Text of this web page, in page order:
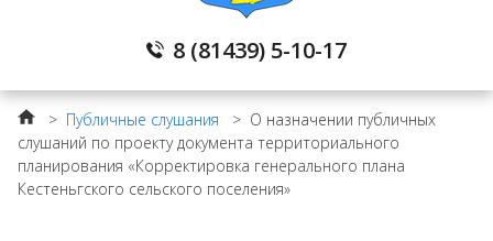
8 (81439) 5-10-17
> Публичные слушания > О назначении публичных
слушаний по проекту документа территориального
планирования «Корректировка генерального плана
Кестеньгского сельского поселения»